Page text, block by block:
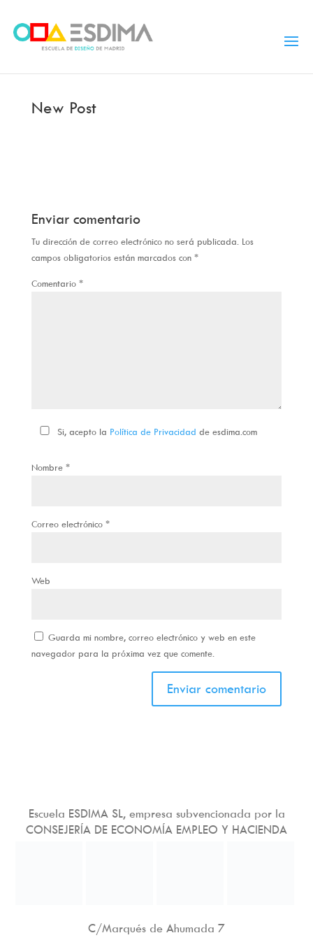
New Post
Enviar comentario
Tu dirección de correo electrónico no será publicada. Los
campos obligatorios están marcados con *
Comentario *
Si, acepto la Política de Privacidad de esdima.com
Nombre *
Correo electrónico *
Web
Guarda mi nombre, correo electrónico y web en este
navegador para la próxima vez que comente.
Escuela ESDIMA SL, empresa subvencionada por la
CONSEJERÍA DE ECONOMÍA EMPLEO Y HACIENDA
C/Marqués de Ahumada 7